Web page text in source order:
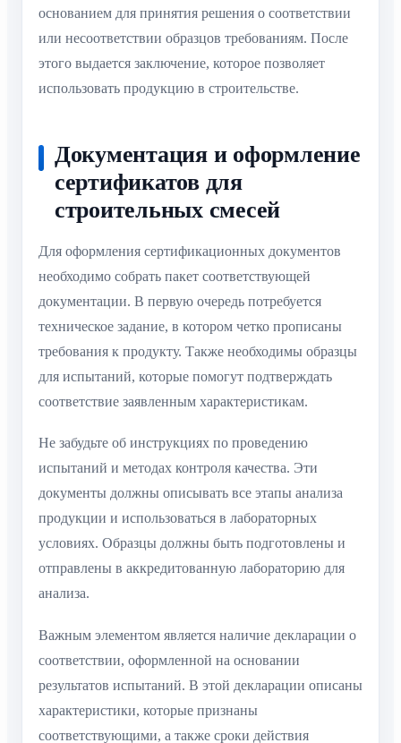
основанием для принятия решения о соответствии
или несоответствии образцов требованиям. После
этого выдается заключение, которое позволяет
использовать продукцию в строительстве.
Документация и оформление
сертификатов для
строительных смесей
Для оформления сертификационных документов
необходимо собрать пакет соответствующей
документации. В первую очередь потребуется
техническое задание, в котором четко прописаны
требования к продукту. Также необходимы образцы
для испытаний, которые помогут подтверждать
соответствие заявленным характеристикам.
Не забудьте об инструкциях по проведению
испытаний и методах контроля качества. Эти
документы должны описывать все этапы анализа
продукции и использоваться в лабораторных
условиях. Образцы должны быть подготовлены и
отправлены в аккредитованную лабораторию для
анализа.
Важным элементом является наличие декларации о
соответствии, оформленной на основании
результатов испытаний. В этой декларации описаны
характеристики, которые признаны
соответствующими, а также сроки действия